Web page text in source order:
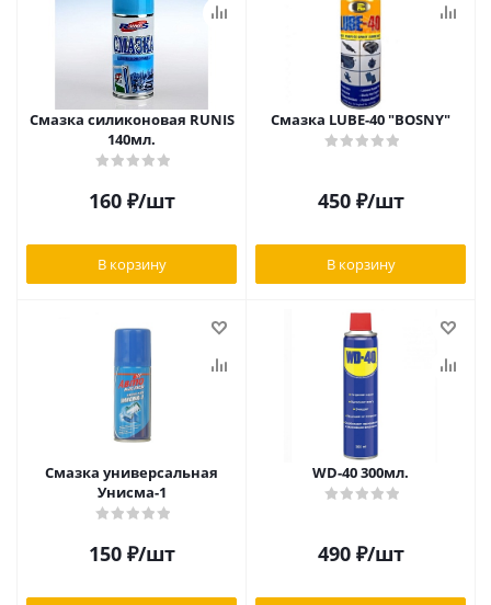
Смазка силиконовая RUNIS
140мл.
160₽/шт
В корзину
Смазка LUBE-40 "BOSNY"
450₽/шт
В корзину
Смазка универсальная
Унисма-1
150₽/шт
WD-40 300мл.
490₽/шт